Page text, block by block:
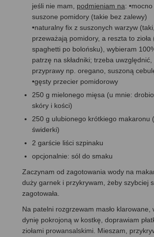
jeśli nie mam, podmieniam na:
suszone pomidory (takie bez zalewy)
•naturalny fix z suszonych warzyw
przeważają pomidory, a reszta to zioła
spaghetti po bolońsku), wybieram
patrzę na składniki; trzeba
przyprawy np. oregano, suszoną
•gęsty przecier pomidorowy
250 g mielonego mięsa (u mnie:
skóry i kości)
250 g ulubionego krótkiego makaronu
świderki)
2 garście liści szpinaku
opcjonalnie: sól do smaku
Zaczynam od zagotowania wody na
duży garnek i przykrywam, żeby szybciej
zagotowała.
Na patelni rozgrzewam masło klarowane,
dynię pokrojoną w kostkę, doprawiam
ziołami prowansalskimi. Mieszam,